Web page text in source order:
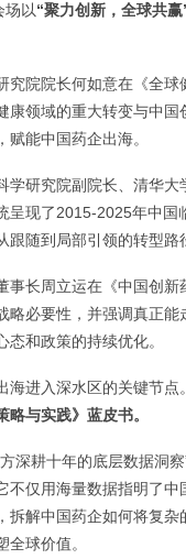
场以“聚力创新，全球共赢
究院院长何如意在《全
康领域的重大转变与中
能中国药企出海。
学研究院副院长、清华
呈现了2015-2025年中国
跟随到局部引领的转型路
事长周立运在《中国创
略必要性，并强调真正
态和政策的持续优化。
海进入深水区的关键节点
略与实践》蓝皮书。
深耕十年的底层数据洞
不仅用海量数据指明了
拆解中国药企如何将复
全球价值。